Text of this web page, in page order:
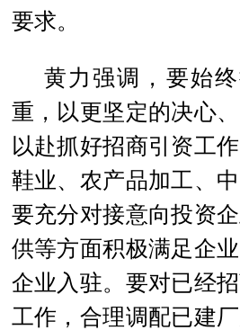
要求。
黄力强调，要始
重，以更坚定的决心
以赴抓好招商引资工
鞋业、农产品加工、
要充分对接意向投资
供等方面积极满足企
企业入驻。要对已经
工作，合理调配已建